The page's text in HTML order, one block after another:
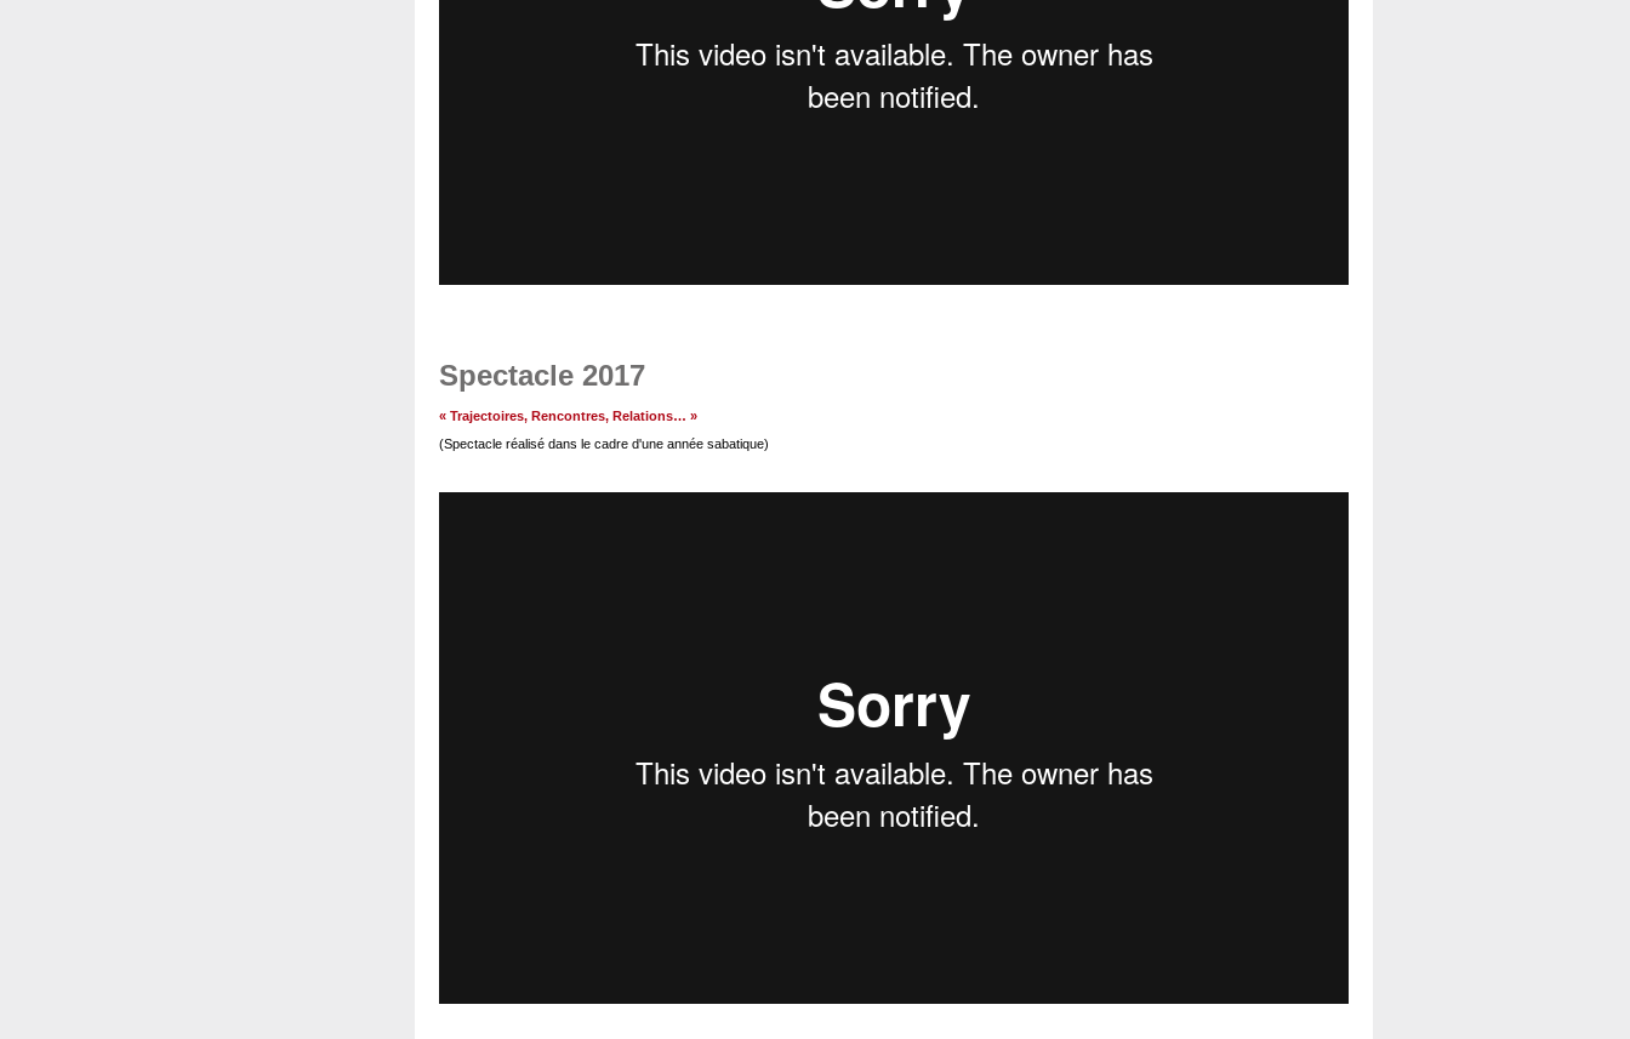
Spectacle 2017
« Trajectoires, Rencontres, Relations… »
(Spectacle réalisé dans le cadre d'une année sabatique)